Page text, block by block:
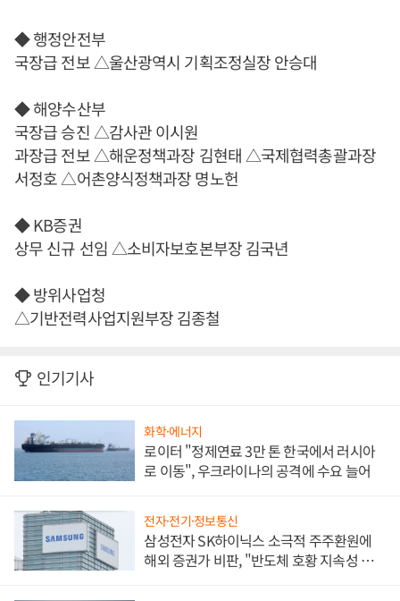
◆ 행정안전부
국장급 전보 △울산광역시 기획조정실장 안승대
◆ 해양수산부
국장급 승진 △감사관 이시원
과장급 전보 △해운정책과장 김현태 △국제협력총괄과장
서정호 △어촌양식정책과장 명노헌
◆ KB증권
상무 신규 선임 △소비자보호본부장 김국년
◆ 방위사업청
△기반전력사업지원부장 김종철
인기기사
화학·에너지
로이터 "정제연료 3만 톤 한국에서 러시아
로 이동", 우크라이나의 공격에 수요 늘어
전자·전기·정보통신
삼성전자 SK하이닉스 소극적 주주환원에
해외 증권가 비판, "반도체 호황 지속성 의